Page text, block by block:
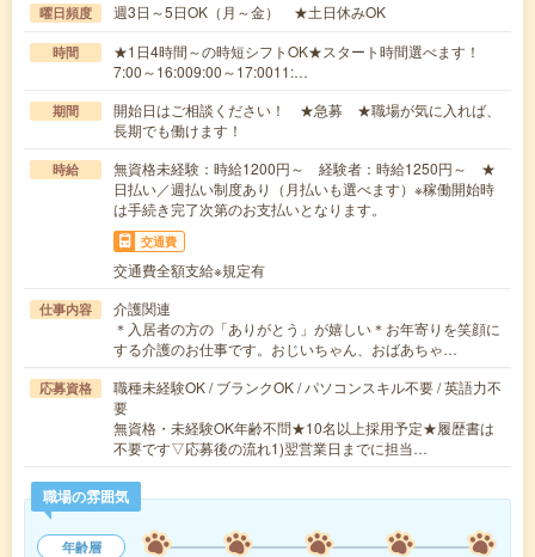
曜日頻度 週3日～5日OK（月～金） ★土日休みOK
時間
★1日4時間～の時短シフトOK★スタート時間選べます！
7:00～16:009:00～17:0011:…
期間
開始日はご相談ください！ ★急募 ★職場が気に入れば、
長期でも働けます！
時給
無資格未経験：時給1200円～ 経験者：時給1250円～ ★
日払い／週払い制度あり（月払いも選べます）※稼働開始時
は手続き完了次第のお支払いとなります。
交通費
交通費全額支給※規定有
仕事内容
介護関連
＊入居者の方の「ありがとう」が嬉しい＊お年寄りを笑顔に
する介護のお仕事です。おじいちゃん、おばあちゃ…
応募資格
職種未経験OK / ブランクOK / パソコンスキル不要 / 英語力不
要
無資格・未経験OK年齢不問★10名以上採用予定★履歴書は
不要です▽応募後の流れ1)翌営業日までに担当…
職場の雰囲気
年齢層